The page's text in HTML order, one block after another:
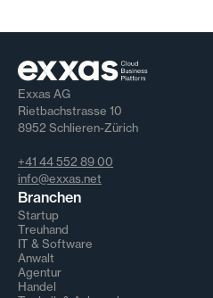
Exxas AG
Rietbachstrasse 10
8952 Schlieren-Zürich
+41 44 552 89 00
info@exxas.net
Branchen
Startup
Treuhand
IT & Software
Anwalt
Agentur
Handel